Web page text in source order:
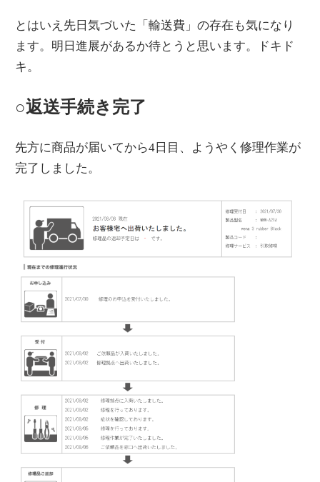
とはいえ先日気づいた「輸送費」の存在も気になり
ます。明日進展があるか待とうと思います。ドキド
キ。
○返送手続き完了
先方に商品が届いてから4日目、ようやく修理作業が
完了しました。